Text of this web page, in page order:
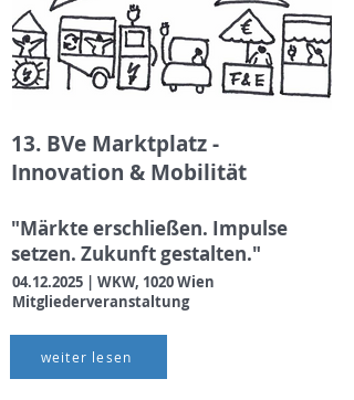
13. BVe Marktplatz -
Innovation & Mobilität
"Märkte erschließen. Impulse
setzen. Zukunft gestalten."
04.12.2025 | WKW, 1020 Wien
Mitgliederveranstaltung
weiter lesen